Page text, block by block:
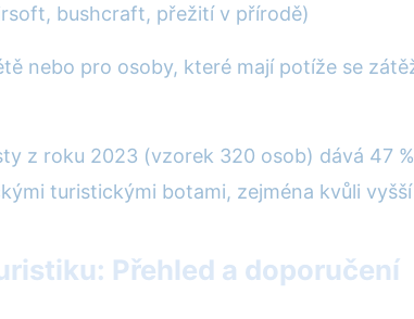
bushcraft, přežití v přírodě)
nebo pro osoby, které mají potíže se
z roku 2023 (vzorek 320 osob) dává 47
turistickými botami, zejména kvůli
Přehled a doporučení